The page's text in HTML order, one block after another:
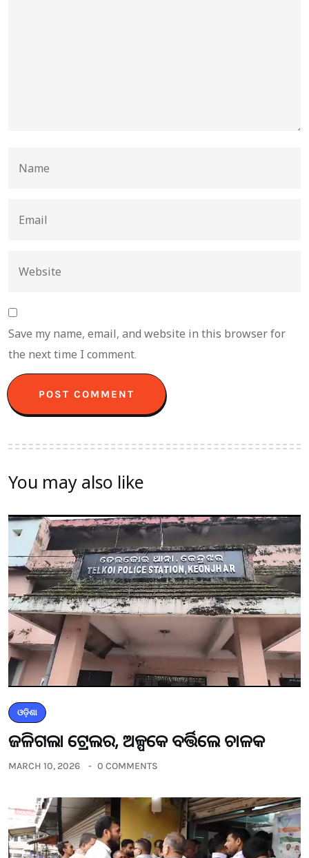
Save my name, email, and website in this browser for
the next time I comment.
You may also like
ଓଡ଼ିଶା
ଜଳିଗଲା ଟ୍ରେଲର, ଅଳ୍ପକେ ବର୍ତ୍ତିଲେ ଚାଳକ
MARCH 10, 2026 0 COMMENTS